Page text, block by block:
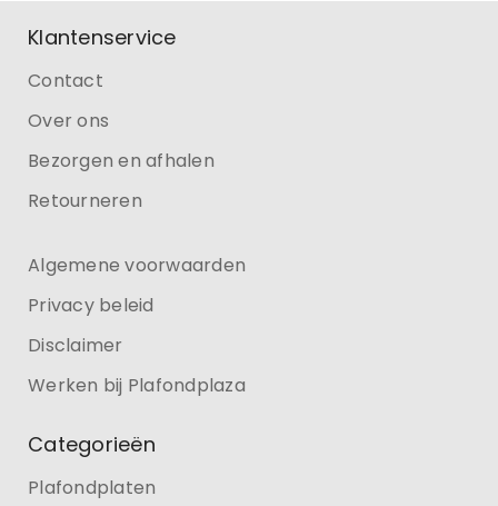
Klantenservice
Contact
Over ons
Bezorgen en afhalen
Retourneren
Algemene voorwaarden
Privacy beleid
Disclaimer
Werken bij Plafondplaza
Categorieën
Plafondplaten